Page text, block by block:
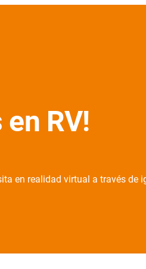
en RV!
en realidad virtual a través de